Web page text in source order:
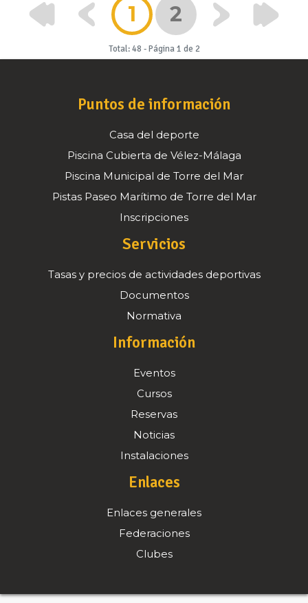
1 2
Total: 48 -Página 1 de 2
Puntos de información
Casa del deporte
Piscina Cubierta de Vélez-Málaga
Piscina Municipal de Torre del Mar
Pistas Paseo Marítimo de Torre del Mar
Inscripciones
Servicios
Tasas y precios de actividades deportivas
Documentos
Normativa
Información
Eventos
Cursos
Reservas
Noticias
Instalaciones
Enlaces
Enlaces generales
Federaciones
Clubes